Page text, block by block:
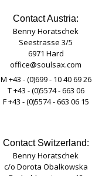
Contact Austria:
Benny Horatschek
Seestrasse 3/5
6971 Hard
office@soulsax.com
M +43 - (0)699 - 10 40 69 26
T +43 - (0)5574 - 663 06
F +43 - (0)5574 - 663 06 15
Contact Switzerland:
Benny Horatschek
c/o Dorota Obalkowska